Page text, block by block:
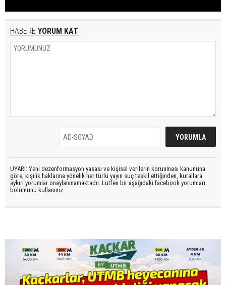
HABERE YORUM KAT
UYARI: Yeni dezenformasyon yasası ve kişisel verilerin korunması kanununa
göre; kişilik haklarına yönelik her türlü yayın suç teşkil ettiğinden, kurallara
aykırı yorumlar onaylanmamaktadır. Lütfen bir aşağıdaki facebook yorumları
bölümünü kullanınız